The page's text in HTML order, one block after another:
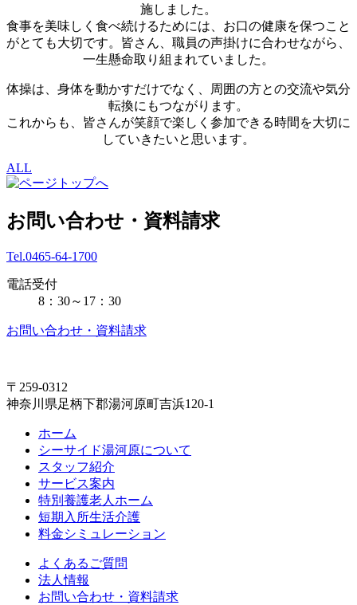
施しました。
食事を美味しく食べ続けるためには、お口の健康を保つこと
がとても大切です。皆さん、職員の声掛けに合わせながら、
一生懸命取り組まれていました。
体操は、身体を動かすだけでなく、周囲の方との交流や気分
転換にもつながります。
これからも、皆さんが笑顔で楽しく参加できる時間を大切に
していきたいと思います。
ALL
お問い合わせ・資料請求
Tel.0465-64-1700
電話受付
8：30～17：30
お問い合わせ・資料請求
〒259-0312
神奈川県足柄下郡湯河原町吉浜120-1
ホーム
シーサイド湯河原について
スタッフ紹介
サービス案内
特別養護老人ホーム
短期入所生活介護
料金シミュレーション
よくあるご質問
法人情報
お問い合わせ・資料請求